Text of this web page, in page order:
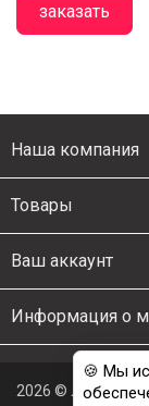
заказать
Наша компания
Товары
Ваш аккаунт
Информация о
2026 © Люкс
🍪 Мы